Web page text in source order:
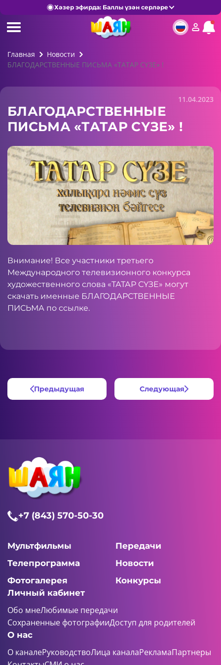
Хәзер эфирда: Баллы үзән серләре
Главная
Новости
БЛАГОДАРСТВЕННЫЕ ПИСЬМА «ТАТАР СҮЗЕ» !
11.04.2023
БЛАГОДАРСТВЕННЫЕ
ПИСЬМА «ТАТАР СҮЗЕ» !
Внимание! Все участники третьего
Международного телевизионного конкурса
художественного слова «ТАТАР СҮЗЕ» могут
скачать именные БЛАГОДАРСТВЕННЫЕ
ПИСЬМА по ссылке.
Предыдущая Следующая
+7 (843) 570-50-30
Мультфильмы
Передачи
Телепрограмма
Новости
Фотогалерея
Конкурсы
Личный кабинет
Обо мнеЛюбимые передачи
Сохраненные фотографииДоступ для родителей
О нас
О каналеРуководствоЛица каналаРекламаПартнеры